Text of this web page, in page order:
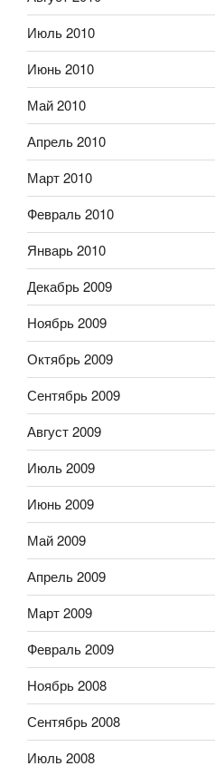
Июль 2010
Июнь 2010
Май 2010
Апрель 2010
Март 2010
Февраль 2010
Январь 2010
Декабрь 2009
Ноябрь 2009
Октябрь 2009
Сентябрь 2009
Август 2009
Июль 2009
Июнь 2009
Май 2009
Апрель 2009
Март 2009
Февраль 2009
Ноябрь 2008
Сентябрь 2008
Июль 2008